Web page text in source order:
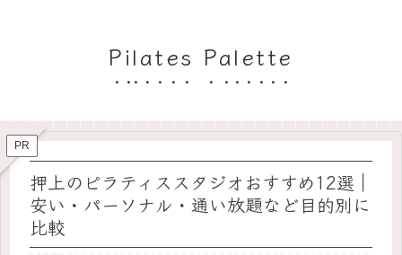
Pilates Palette
PR
押上のピラティススタジオおすすめ12選｜
安い・パーソナル・通い放題など目的別に
比較